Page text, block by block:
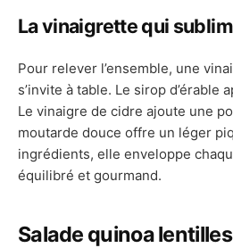
La vinaigrette qui
Pour relever l’ensemble, une
s’invite à table. Le sirop d’érable
Le vinaigre de cidre ajoute une
moutarde douce offre un léger
ingrédients, elle enveloppe
équilibré et gourmand.
Salade quinoa